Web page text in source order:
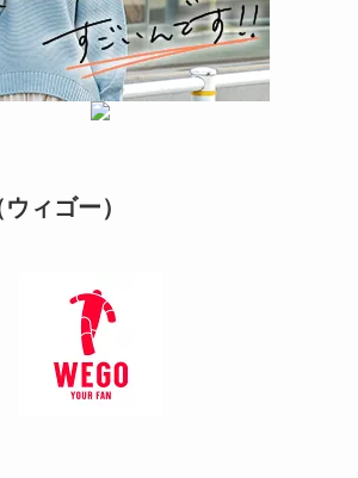
ィゴー）